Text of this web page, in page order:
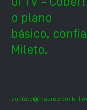
o plano
básico,
Mileto.
contato@macro.com.br |